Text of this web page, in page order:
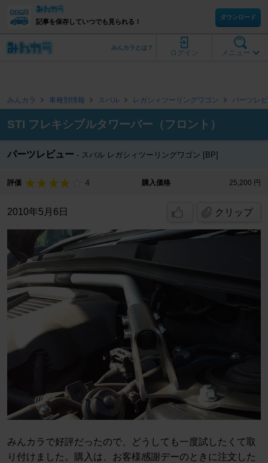
記事を保存していつでも見られる！
ダウンロード
メニュー
ログイン
みんカラとは？
みんカラ 車種別情報 スバル レガシィツーリングワゴン パーツレ
STI フレキシブルタワーバー（フロント）
パーツレビュー スバル レガシィツーリングワゴン [BP]
評価 4 購入価格 25,200 円
2010年5月6日 クリップ
みんカラで好評だったので、どうしても一度試したくて取
り付けました。購入は、お客様感謝デーのときに注文した